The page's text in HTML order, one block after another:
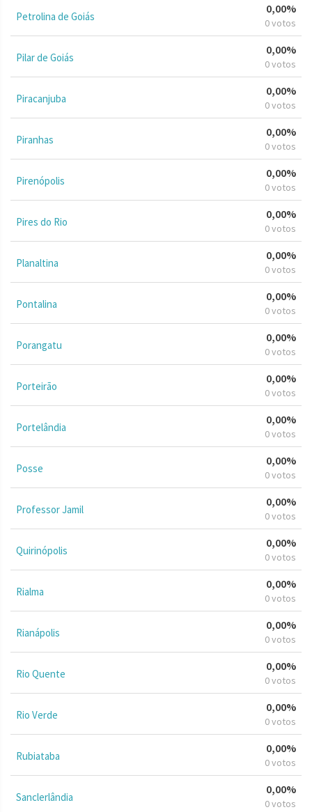
Petrolina de Goiás
0,00%
0 votos
Pilar de Goiás
0,00%
0 votos
Piracanjuba
0,00%
0 votos
Piranhas
0,00%
0 votos
Pirenópolis
0,00%
0 votos
Pires do Rio
0,00%
0 votos
Planaltina
0,00%
0 votos
Pontalina
0,00%
0 votos
Porangatu
0,00%
0 votos
Porteirão
0,00%
0 votos
Portelândia
0,00%
0 votos
Posse
0,00%
0 votos
Professor Jamil
0,00%
0 votos
Quirinópolis
0,00%
0 votos
Rialma
0,00%
0 votos
Rianápolis
0,00%
0 votos
Rio Quente
0,00%
0 votos
Rio Verde
0,00%
0 votos
Rubiataba
0,00%
0 votos
Sanclerlândia
0,00%
0 votos